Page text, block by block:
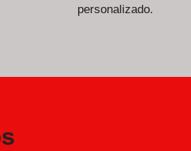
personalizado.